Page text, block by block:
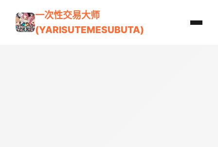
一次性交易大师
(YARISUTEMESUBUTA)